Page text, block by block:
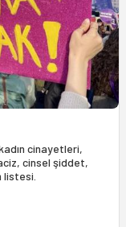
cinayetleri,
cinsel şiddet,
listesi.